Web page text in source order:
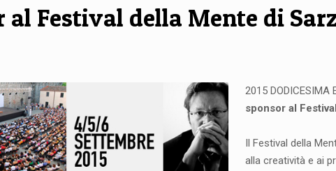
al Festival della Mente di
2015 DODICESIMA
sponsor al
Il Festival della
alla creatività e ai